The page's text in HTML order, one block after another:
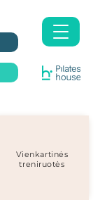
Vienkartinės
treniruotės